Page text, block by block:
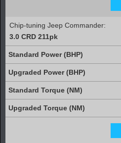
Chip-tuning Jeep Commander:
3.0 CRD 211pk